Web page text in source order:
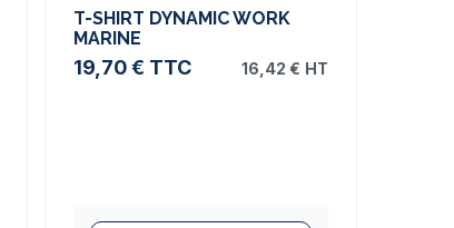
T-SHIRT DYNAMIC WORK
MARINE
19,70 € TTC 16,42 € HT